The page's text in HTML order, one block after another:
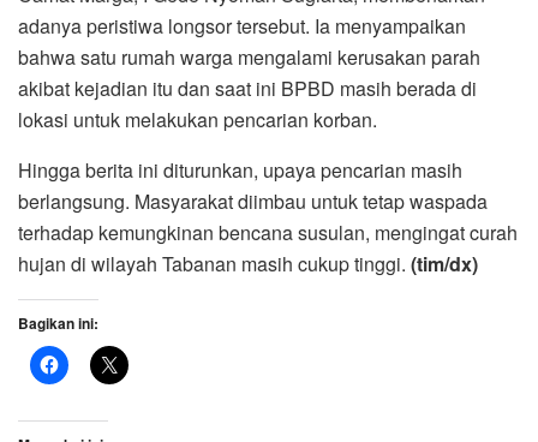
adanya peristiwa longsor tersebut. Ia menyampaikan
bahwa satu rumah warga mengalami kerusakan parah
akibat kejadian itu dan saat ini BPBD masih berada di
lokasi untuk melakukan pencarian korban.
Hingga berita ini diturunkan, upaya pencarian masih
berlangsung. Masyarakat diimbau untuk tetap waspada
terhadap kemungkinan bencana susulan, mengingat curah
hujan di wilayah Tabanan masih cukup tinggi. (tim/dx)
Bagikan ini: